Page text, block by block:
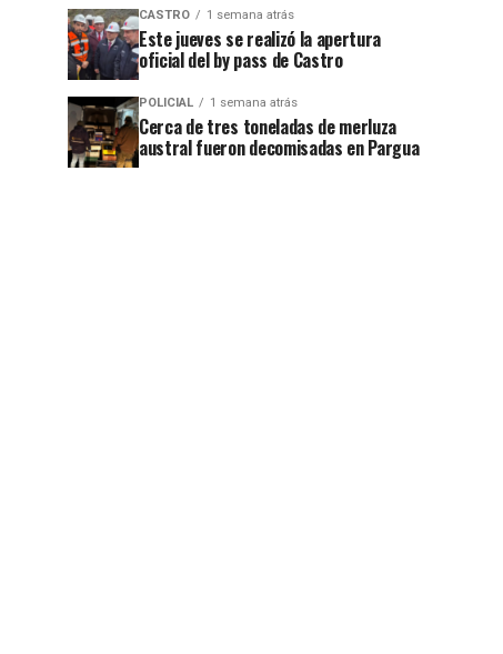
CASTRO 1 semana atrás
Este jueves se realizó la apertura
oficial del by pass de Castro
POLICIAL 1 semana atrás
Cerca de tres toneladas de merluza
austral fueron decomisadas en Pargua